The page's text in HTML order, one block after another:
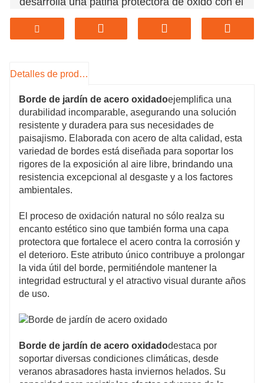
tiempo, pero no se degrada. Los bordes de
jardín de acero oxidado llegan en su estado
Detalles de producto
Borde de jardín de acero oxidadoejemplifica una
durabilidad incomparable, asegurando una solución
resistente y duradera para sus necesidades de
paisajismo. Elaborada con acero de alta calidad, esta
variedad de bordes está diseñada para soportar los
rigores de la exposición al aire libre, brindando una
resistencia excepcional al desgaste y a los factores
ambientales.
El proceso de oxidación natural no sólo realza su
encanto estético sino que también forma una capa
protectora que fortalece el acero contra la corrosión y
el deterioro. Este atributo único contribuye a prolongar
la vida útil del borde, permitiéndole mantener la
integridad estructural y el atractivo visual durante años
de uso.
Borde de jardín de acero oxidadodestaca por
soportar diversas condiciones climáticas, desde
veranos abrasadores hasta inviernos helados. Su